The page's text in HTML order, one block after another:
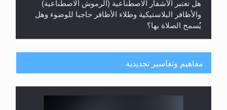
هل تعتبر الأشفار الاصطناعية (الرموش الاصطناعية)
والأظافر البلاستيكية وطلاء الأظافر حاجبا للوضوء وهل
يُسمح الصلاة بها؟
مفاهيم وتفاسير تجديدية